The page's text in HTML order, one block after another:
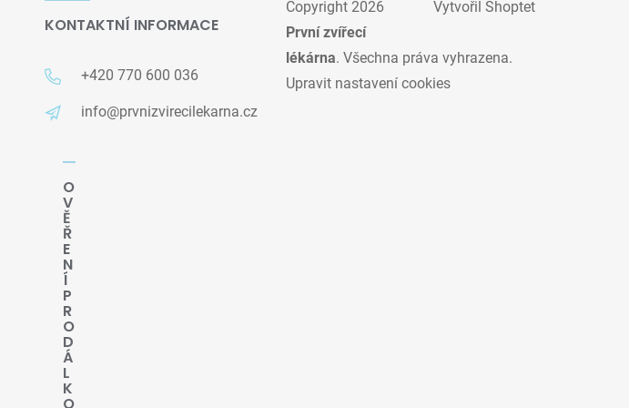
KONTAKTNÍ INFORMACE
+420 770 600 036
info@prvnizvirecilekarna.cz
O
V
Ě
Ř
E
N
Í
P
R
O
D
Á
L
K
O
Vytvořil Shoptet
Copyright 2026
První zvířecí
lékárna. Všechna práva vyhrazena.
Upravit nastavení cookies